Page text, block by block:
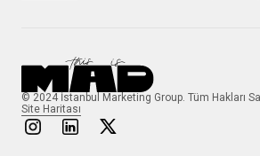
© 2024 İstanbul Marketing Group. Tüm Hakları
Site Haritası